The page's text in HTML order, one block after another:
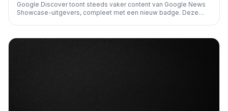
Google Discover toont steeds vaker content van Google News
Showcase-uitgevers, compleet met een nieuw badge. Deze
aanzienlijk beïnvloeden.